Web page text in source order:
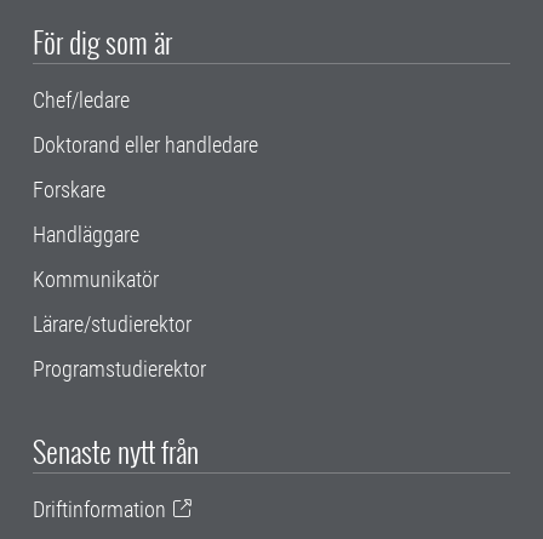
För dig som är
Chef/ledare
Doktorand eller handledare
Forskare
Handläggare
Kommunikatör
Lärare/studierektor
Programstudierektor
Senaste nytt från
Driftinformation